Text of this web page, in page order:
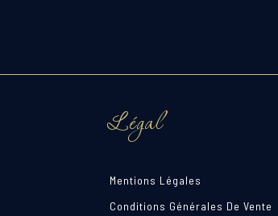
Légal
Mentions Légales
Conditions Générales De Vente